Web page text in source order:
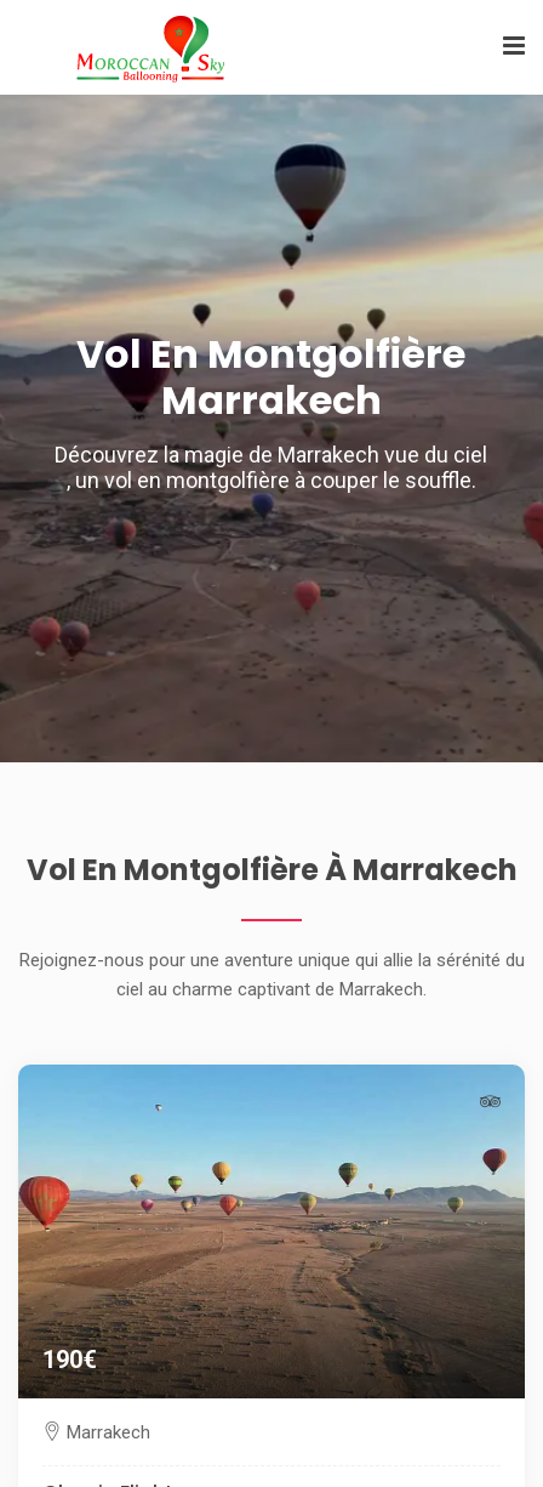
À
offre une aventure
les paysages
Marrakech.
Vol En Montgolfière
Marrakech
Découvrez la magie de Marrakech vue du ciel
, un vol en montgolfière à couper le souffle.
Vol En
Moroccan Sky
inoubliable, en
Vol En MontgolfièreÀ Marrakech
Rejoignez-nous pour une aventure unique qui allie la sérénité du
ciel au charme captivant de Marrakech.
190€
Marrakech